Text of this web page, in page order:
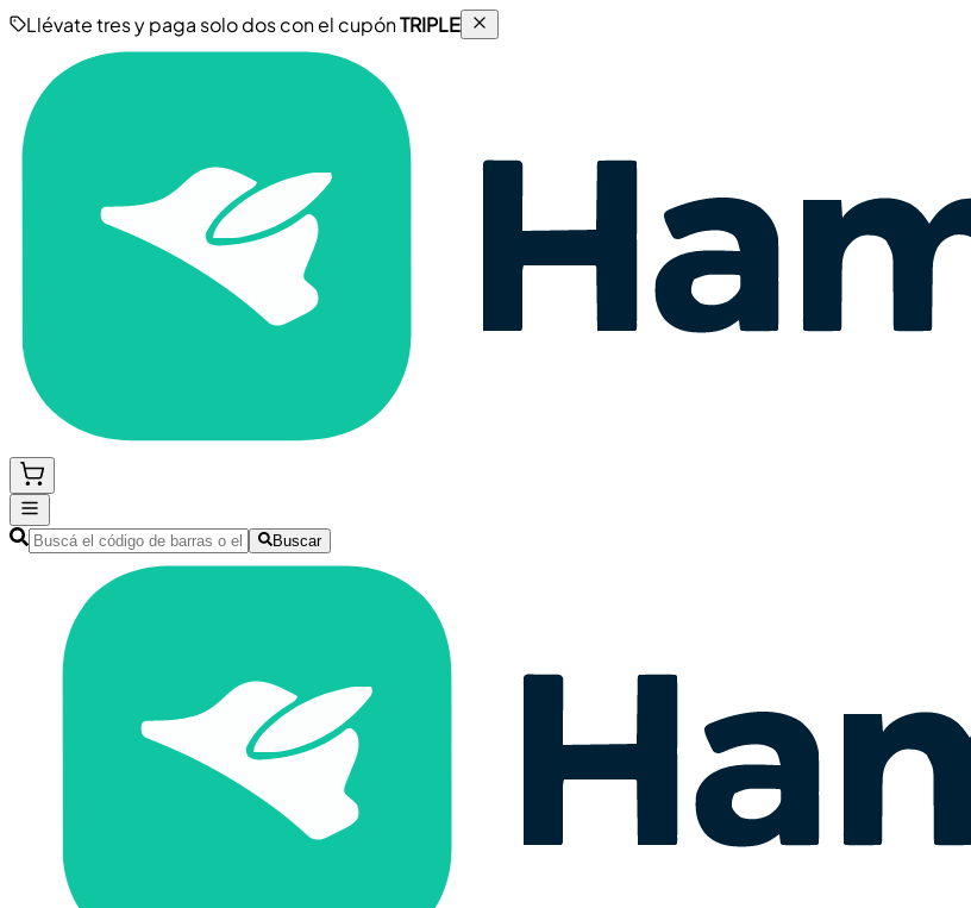
Llévate tres y paga solo dos con el cupónTRIPLE
Buscar